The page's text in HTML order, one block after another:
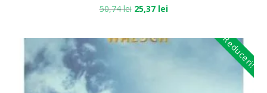
50,74lei 25,37 lei
Reduceri!